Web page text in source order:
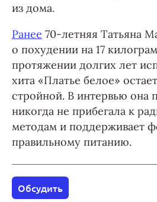
из дома.
Ранее 70-летняя Татьяна
о похудении на 17
протяжении долгих лет
хита «Платье белое»
стройной. В интервью она
никогда не прибегала к
методам и поддерживает
правильному питанию.
Обсудить